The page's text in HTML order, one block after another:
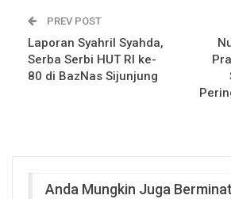
PREV POST
Laporan Syahril Syahda,
Serba Serbi HUT RI ke-
80 di BazNas Sijunjung
Anda Mungkin Juga Berminat